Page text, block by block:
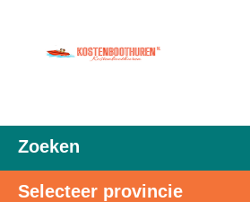
Zoeken
Selecteer provincie